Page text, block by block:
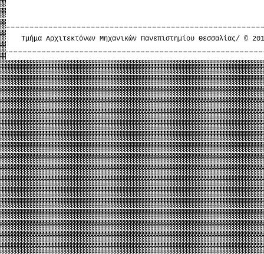
Τμήμα Αρχιτεκτόνων Μηχανικών Πανεπιστημίου Θεσσαλίας/ ©